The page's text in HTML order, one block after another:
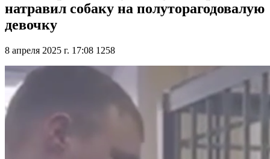
натравил собаку на полуторагодовалую
девочку
8 апреля 2025 г. 17:08 1258